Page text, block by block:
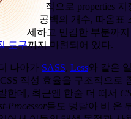
적으로 properties
공백의 개수, 따옴표
세하고 민감한 부분까
도구까지 마련되어 있다.
나아가 SASS, Less와 같은
작성 효율을 구조적으로
한데, 최근엔 한술 더 떠서
Processor들도 덩달아 비 온